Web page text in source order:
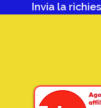
Invia la